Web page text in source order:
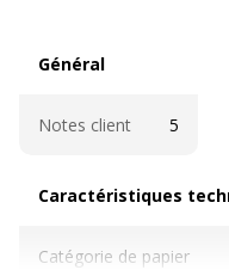
Général
Notes client 5
Caractéristiques
Catégorie de papier